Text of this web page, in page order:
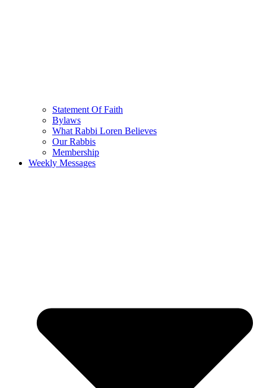
Statement Of Faith
Bylaws
What Rabbi Loren Believes
Our Rabbis
Membership
Weekly Messages